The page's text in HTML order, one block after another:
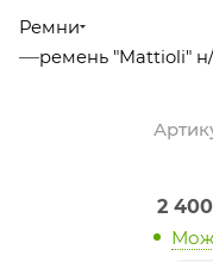
Ремни
—ремень "Mattioli"
2 400